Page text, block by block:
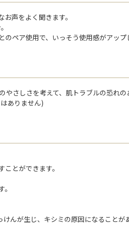
声をよく聞きます。
ペア使用で、いっそう使用感がアップ
さしさを考えて、肌トラブルの恐れの
ありません)
とができます。
んが生じ、キシミの原因になること